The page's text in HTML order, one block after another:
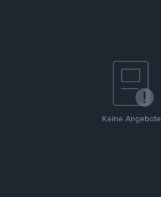
Keine Angebote